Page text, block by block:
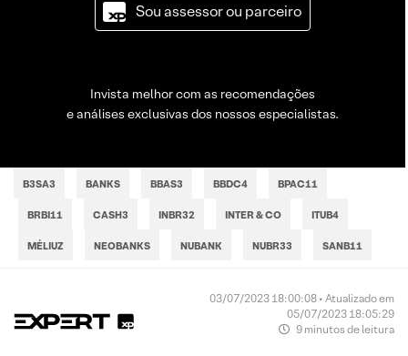
Sou assessor ou parceiro
Invista melhor com as recomendações
e análises exclusivas dos nossos especialistas.
B3SA3 BANKS BBAS3 BBDC4 BPAC11
BRBI11 CASH3 INBR32 INTER & CO ITUB4
MÉLIUZ NEOBANKS NUBANK NUBR33 SANB11
03/07/2023 18:00:08 • Atualizado em
05/07/2023 18:05:29
9 minutos de leitura